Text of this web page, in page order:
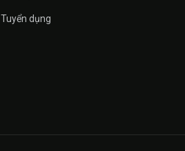
Tuyển dụng